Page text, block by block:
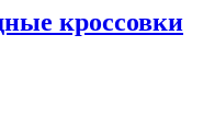
кроссовки